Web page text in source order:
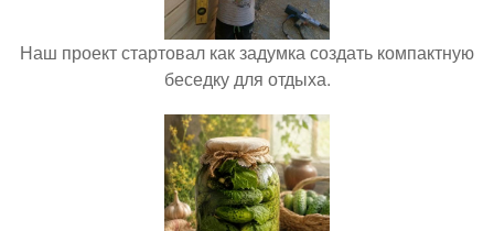
Наш проект стартовал как задумка создать компактную
беседку для отдыха.